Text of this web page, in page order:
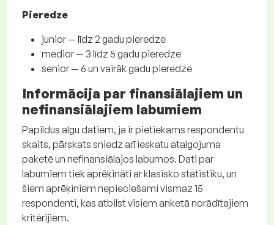
Pieredze
junior — līdz 2 gadu pieredze
medior — 3 līdz 5 gadu pieredze
senior — 6 un vairāk gadu pieredze
Informācija par finansiālajiem un
nefinansiālajiem labumiem
Papildus algu datiem, ja ir pietiekams respondentu
skaits, pārskats sniedz arī ieskatu atalgojuma
paketē un nefinansiālajos labumos. Dati par
labumiem tiek aprēķināti ar klasisko statistiku, un
šiem aprēķiniem nepieciešami vismaz 15
respondenti, kas atbilst visiem anketā norādītajiem
kritērijiem.